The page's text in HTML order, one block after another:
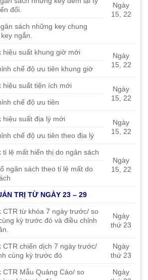
Ngày
15, 22
đổi.
sách những key chung
ngắn.
hiệu suất khung giờ mới
Ngày
15, 22
chế độ ưu tiên khung giờ
hiệu suất tiện ích mới
Ngày
15, 22
chế độ ưu tiên
hiệu suất địa lý mới
Ngày
15, 22
chế độ ưu tiên theo địa lý
tỉ lệ mất hiển thị do ngân sách
Ngày
15, 22
ngân sách theo tỉ lệ mất do
TRỊ TỪ NGÀY 23 – 29
CTR từ khóa 7 ngày trước/ so
kỳ trước đó và điều chỉnh
Ngày
thứ 23
CTR chiến dịch 7 ngày trước/
cùng kỳ trước đó
Ngày
thứ 23
CTR Mẫu Quảng Cáo/ so
Ngày